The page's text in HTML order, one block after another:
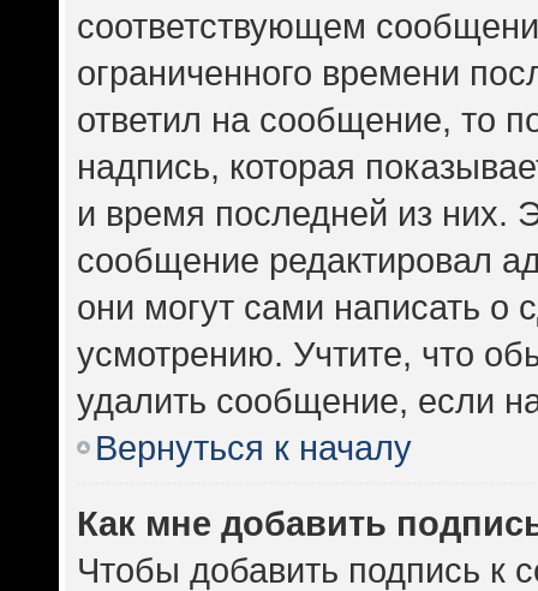
соответствующем
ограниченного времени
ответил на сообщение, то
надпись, которая
и время последней из них.
сообщение редактировал
они могут сами написать о
усмотрению. Учтите, что
удалить сообщение, если
Вернуться к началу
Как мне добавить
Чтобы добавить подпись